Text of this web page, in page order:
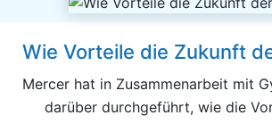
Wie Vorteile die Zukunft
Mercer hat in Zusammenarbeit mit
darüber durchgeführt, wie die